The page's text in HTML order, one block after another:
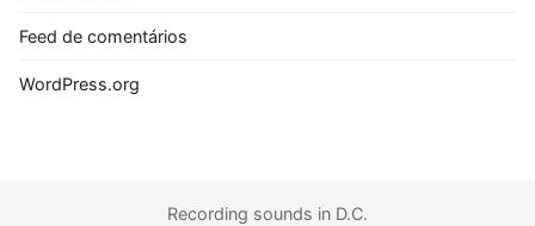
Feed de comentários
WordPress.org
Recording sounds in D.C.